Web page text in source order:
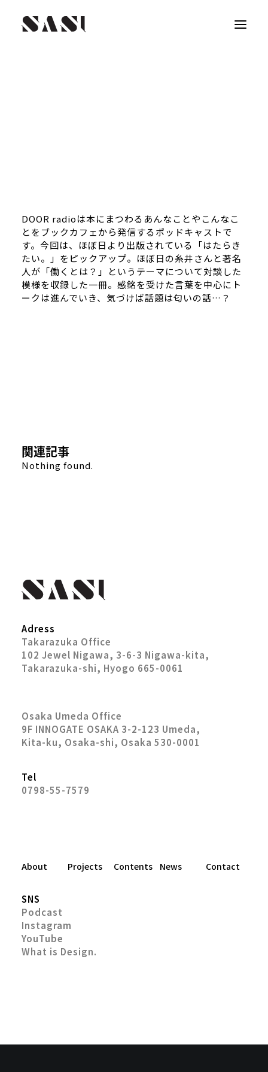
DOOR radioは本にまつわるあんなことやこんなこ
とをブックカフェから発信するポッドキャストで
す。今回は、ほぼ日より出版されている「はたらき
たい。」をピックアップ。ほぼ日の糸井さんと著名
人が「働くとは？」というテーマについて対談した
模様を収録した一冊。感銘を受けた言葉を中心にト
ークは進んでいき、気づけば話題は匂いの話…？
関連記事
Nothing found.
Adress
Takarazuka Office
102 Jewel Nigawa, 3-6-3 Nigawa-kita,
Takarazuka-shi, Hyogo 665-0061
Osaka Umeda Office
9F INNOGATE OSAKA 3-2-123 Umeda,
Kita-ku, Osaka-shi, Osaka 530-0001
Tel
0798-55-7579
About Projects Contents News Contact
SNS
Podcast
Instagram
YouTube
What is Design.